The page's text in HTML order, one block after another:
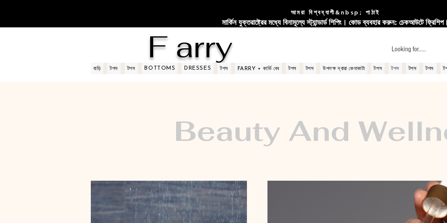
আমরা বিশ্বব্যাপী&nbsp; পাঠাই
মার্কিন যুক্তরাষ্ট্রের মধ্যে বিনামূল্যে স্ট্যান্ডার্ড শিপিং। কোড ব্যবহার করুন: চেকআউটে ফ্রিশিপ।
F arry
বাড়ি টপস টপস BOTTOMS DRESSES টপস FARRY + কার্ভি বেব টপস টপস উপলক্ষ দ্বারা কেনাকাটা টপস টপস টপস টপস
Beauty And